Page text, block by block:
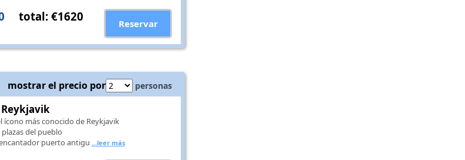
total: €1620 Reservar
mostrar el precio por personas
más conocido de Reykjavik
del pueblo
puerto antigu ...leer más